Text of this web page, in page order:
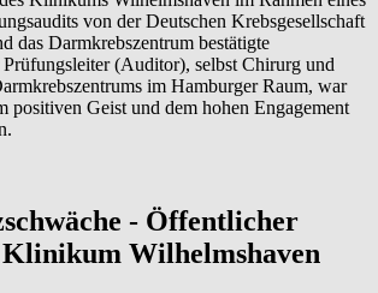
von der Deutschen Krebsgesellschaft
das Darmkrebszentrum bestätigte
(Auditor), selbst Chirurg und
im Hamburger Raum, war
positiven Geist und dem hohen Engagement
- Öffentlicher
Wilhelmshaven